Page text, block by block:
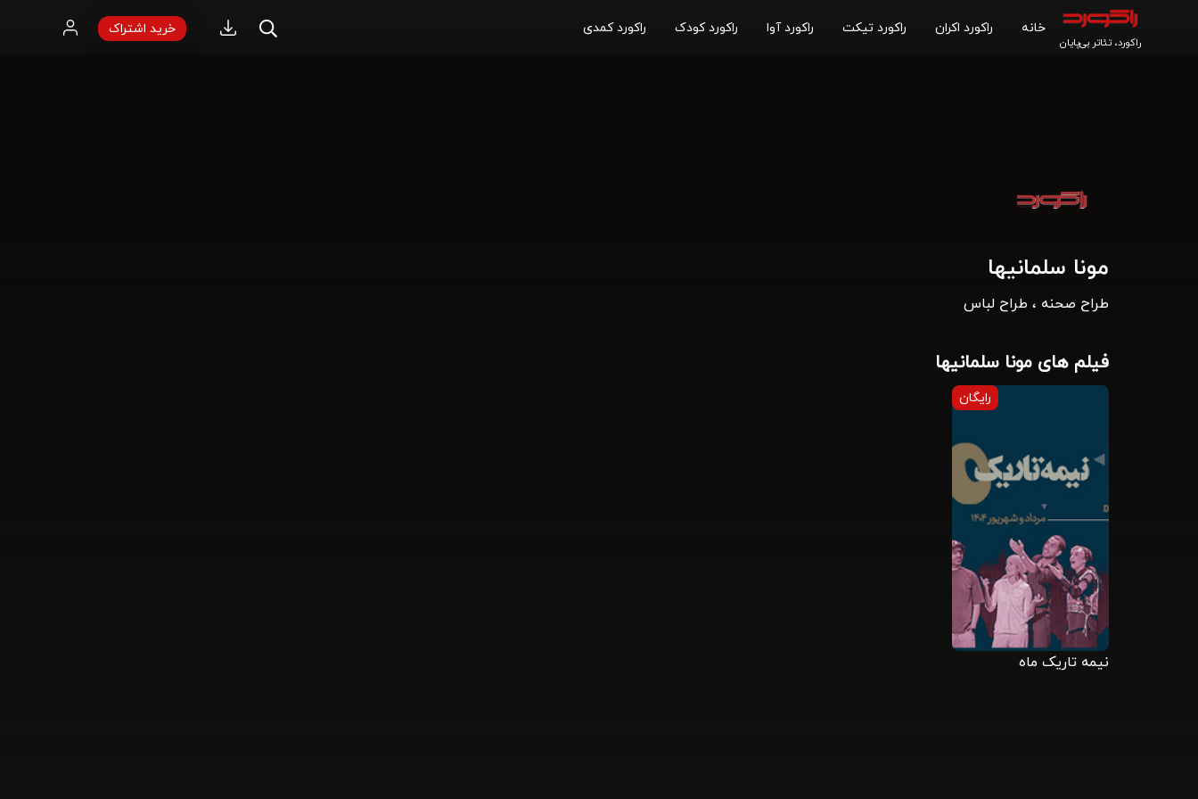
راکورد، تئاتر بی‌پایان
خانه راکورد اکران راکورد تیکت راکورد آوا راکورد کودک راکورد کمدی خرید اشتراک
مونا سلمانیها
طراح صحنه ، طراح لباس
فیلم های مونا سلمانیها
رایگان
نیمه تاریک ماه